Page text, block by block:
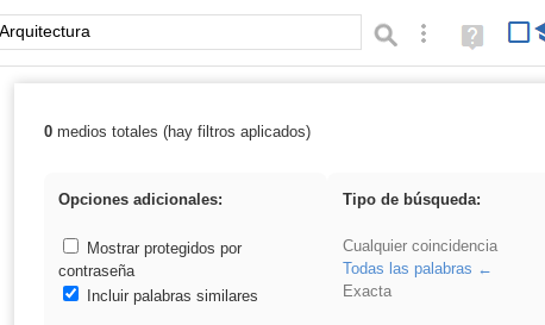
Palabra o frase: Búsqueda avanzada
Ayuda
(en
Resultados de: Arquitectura
0medios totales (hay filtros aplicados)
Opciones adicionales:
Mostrar protegidos por
contraseña
Incluir palabras similares
Tipo de búsqueda:
Cualquier coincidencia
Todas las palabras
Exacta